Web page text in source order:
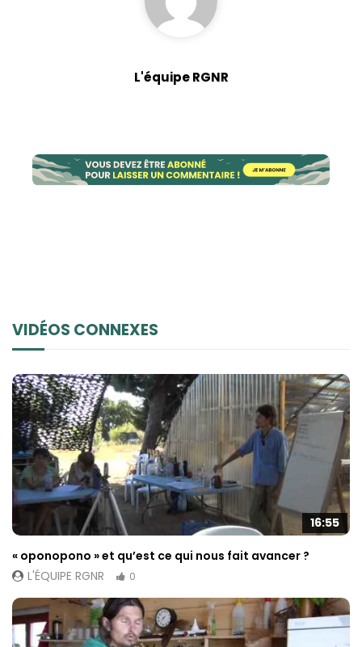
L'équipe RGNR
VIDÉOS CONNEXES
16:55
« oponopono » et qu’est ce qui nous fait avancer ?
L'ÉQUIPE RGNR
0